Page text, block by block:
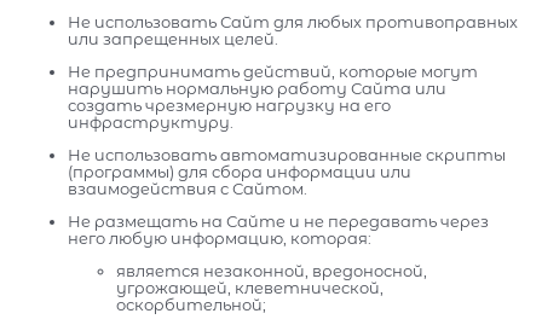
Не использовать Сайт для любых противоправных
или запрещенных целей.
Не предпринимать действий, которые могут
нарушить нормальную работу Сайта или
создать чрезмерную нагрузку на его
инфраструктуру.
Не использовать автоматизированные скрипты
(программы) для сбора информации или
взаимодействия с Сайтом.
Не размещать на Сайте и не передавать через
него любую информацию, которая:
является незаконной, вредоносной,
угрожающей, клеветнической,
оскорбительной;